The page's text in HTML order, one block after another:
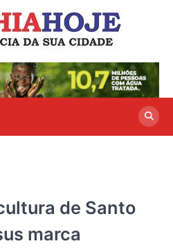
de Santo
marca